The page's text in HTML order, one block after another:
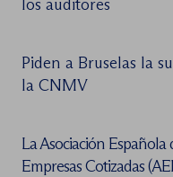
los auditores
Piden a Bruselas la
la CNMV
La Asociación
Empresas Cotizadas